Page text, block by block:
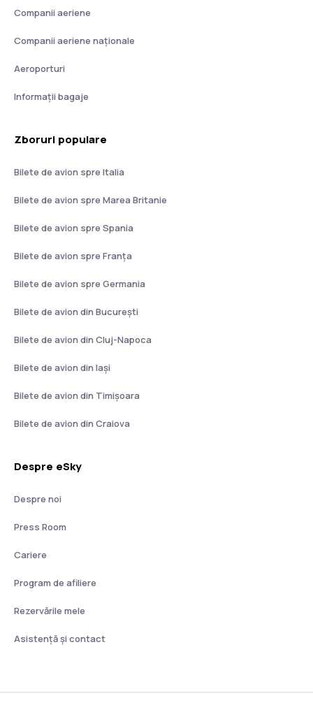
Companii aeriene
Companii aeriene naţionale
Aeroporturi
Informații bagaje
Zboruri populare
Bilete de avion spre Italia
Bilete de avion spre Marea Britanie
Bilete de avion spre Spania
Bilete de avion spre Franţa
Bilete de avion spre Germania
Bilete de avion din București
Bilete de avion din Cluj-Napoca
Bilete de avion din Iași
Bilete de avion din Timișoara
Bilete de avion din Craiova
Despre eSky
Despre noi
Press Room
Cariere
Program de afiliere
Rezervările mele
Asistenţă şi contact